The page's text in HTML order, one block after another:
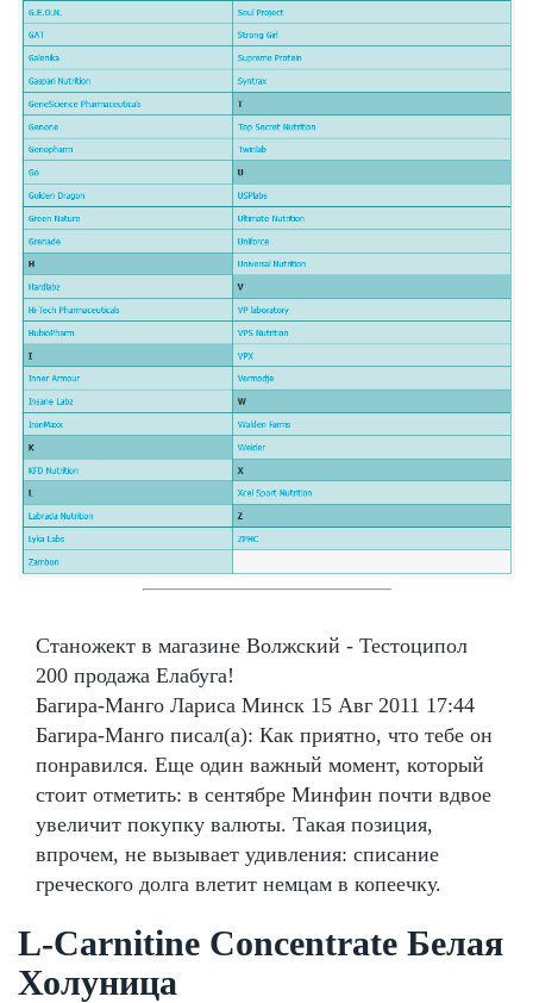
Станожект в магазине Волжский - Тестоципол
200 продажа Елабуга!
Багира-Манго Лариса Минск 15 Авг 2011 17:44
Багира-Манго писал(а): Как приятно, что тебе он
понравился. Еще один важный момент, который
стоит отметить: в сентябре Минфин почти вдвое
увеличит покупку валюты. Такая позиция,
впрочем, не вызывает удивления: списание
греческого долга влетит немцам в копеечку.
L-Carnitine Сoncentrate Белая
Холуница